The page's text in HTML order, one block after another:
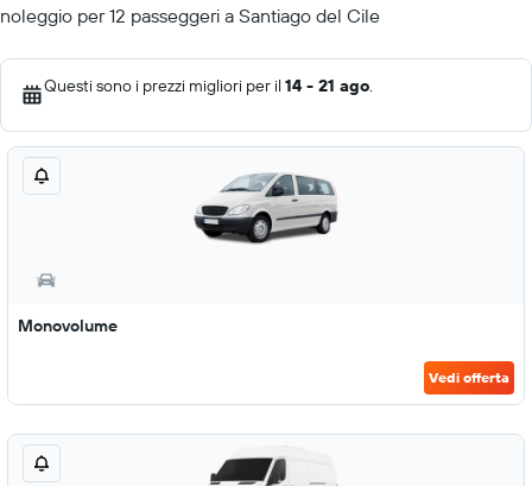
noleggio per 12 passeggeri a Santiago del Cile
Questi sono i prezzi migliori per il 14 - 21 ago.
Monovolume
Vedi offerta